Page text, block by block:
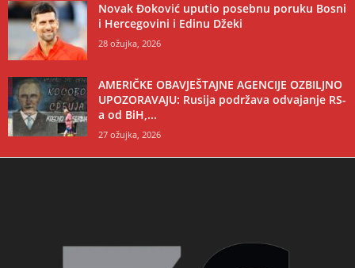
Novak Đoković uputio posebnu poruku Bosni
i Hercegovini i Edinu Džeki
28 ožujka, 2026
AMERIČKE OBAVJEŠTAJNE AGENCIJE OZBILJNO
UPOZORAVAJU: Rusija podržava odvajanje RS-
a od BiH,...
27 ožujka, 2026